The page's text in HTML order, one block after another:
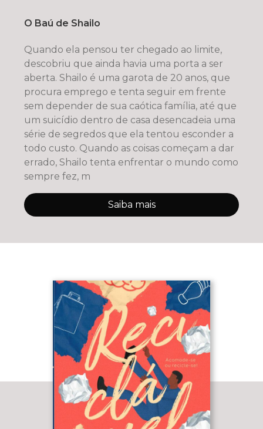
O Baú de Shailo
Quando ela pensou ter chegado ao limite,
descobriu que ainda havia uma porta a ser
aberta. Shailo é uma garota de 20 anos, que
procura emprego e tenta seguir em frente
sem depender de sua caótica família, até que
um suicídio dentro de casa desencadeia uma
série de segredos que ela tentou esconder a
todo custo. Quando as coisas começam a dar
errado, Shailo tenta enfrentar o mundo como
sempre fez, m
Saiba mais